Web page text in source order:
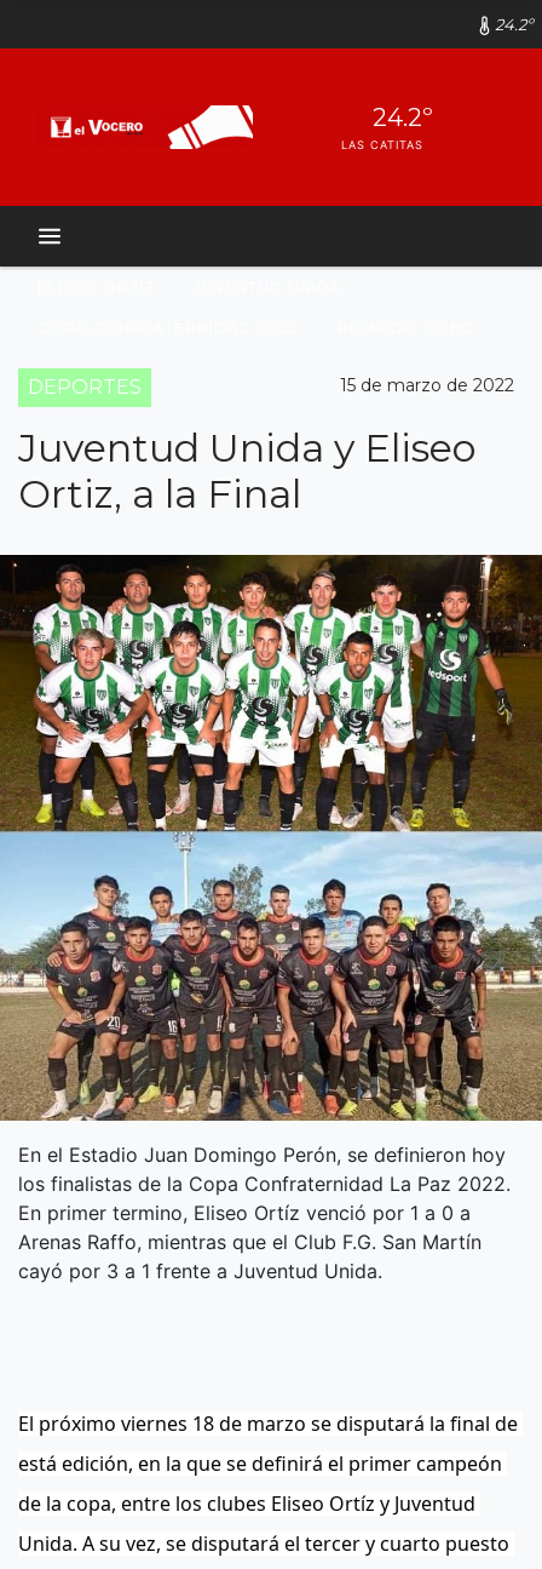
24.2º
24.2º
LAS CATITAS
DEPORTES 15 de marzo de 2022
Juventud Unida y Eliseo
Ortiz, a la Final
En el Estadio Juan Domingo Perón, se definieron hoy
los finalistas de la Copa Confraternidad La Paz 2022.
En primer termino, Eliseo Ortíz venció por 1 a 0 a
Arenas Raffo, mientras que el Club F.G. San Martín
cayó por 3 a 1 frente a Juventud Unida.
El próximo viernes 18 de marzo se disputará la final de
está edición, en la que se definirá el primer campeón
de la copa, entre los clubes Eliseo Ortíz y Juventud
Unida. A su vez, se disputará el tercer y cuarto puesto